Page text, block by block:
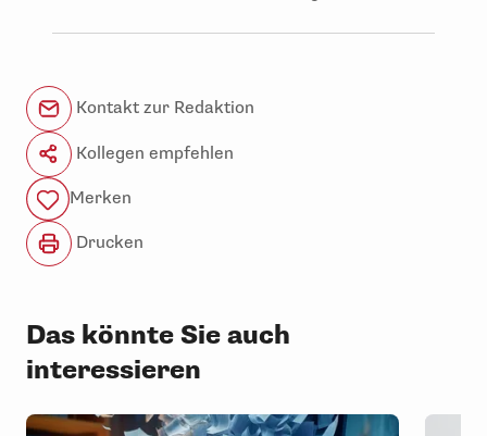
Kontakt zur Redaktion
Kollegen empfehlen
Merken
Drucken
Das könnte Sie auch
interessieren